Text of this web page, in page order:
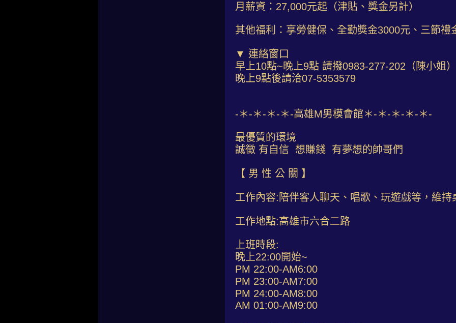
月薪資：27,000元起（津貼、獎金另計）
其他福利：享勞健保、全勤獎金3000元、三節禮
▼ 連絡窗口
早上10點~晚上9點 請撥0983-277-202（陳小姐）
晚上9點後請洽07-5353579
-＊-＊-＊-＊-高雄M男模會館＊-＊-＊-＊-＊-
最優質的環境
誠徵 有自信 想賺錢 有夢想的帥哥們
【 男 性 公 關 】
工作內容:陪伴客人聊天、唱歌、玩遊戲等，維持
工作地點:高雄市六合二路
上班時段:
晚上22:00開始~
PM 22:00-AM6:00
PM 23:00-AM7:00
PM 24:00-AM8:00
AM 01:00-AM9:00